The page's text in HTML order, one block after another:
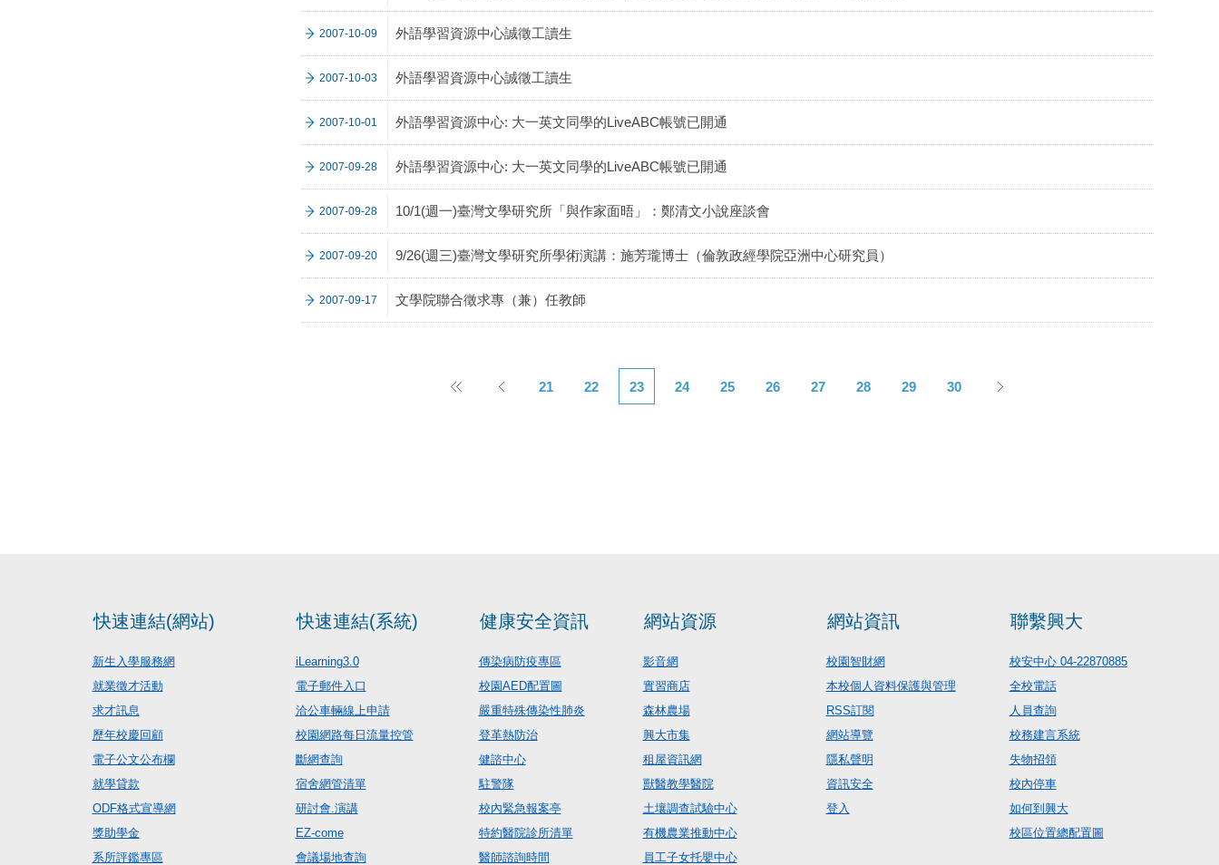
2007-10-09 外語學習資源中心誠徵工讀生
2007-10-03 外語學習資源中心誠徵工讀生
2007-10-01 外語學習資源中心: 大一英文同學的LiveABC帳號已開通
2007-09-28 外語學習資源中心: 大一英文同學的LiveABC帳號已開通
2007-09-28 10/1(週一)臺灣文學研究所「與作家面晤」：鄭清文小說座談會
2007-09-20 9/26(週三)臺灣文學研究所學術演講：施芳瓏博士（倫敦政經學院亞洲中心研究員）
2007-09-17 文學院聯合徵求專（兼）任教師
21 22 23 24 25 26 27 28 29 30
快速連結(網站)
新生入學服務網
就業徵才活動
求才訊息
歷年校慶回顧
電子公文公布欄
就學貸款
ODF格式宣導網
獎助學金
系所評鑑專區
快速連結(系統)
iLearning3.0
電子郵件入口
洽公車輛線上申請
校園網路每日流量控管
斷網查詢
宿舍網管清單
研討會.演講
EZ-come
會議場地查詢
健康安全資訊
傳染病防疫專區
校園AED配置圖
嚴重特殊傳染性肺炎
登革熱防治
健諮中心
駐警隊
校內緊急報案亭
特約醫院診所清單
醫師諮詢時間
網站資源
影音網
實習商店
森林農場
興大市集
租屋資訊網
獸醫教學醫院
土壤調查試驗中心
有機農業推動中心
員工子女托嬰中心
網站資訊
校園智財網
本校個人資料保護與管理
RSS訂閱
網站導覽
隱私聲明
資訊安全
登入
聯繫興大
校安中心 04-22870885
全校電話
人員查詢
校務建言系統
失物招領
校內停車
如何到興大
校區位置總配置圖